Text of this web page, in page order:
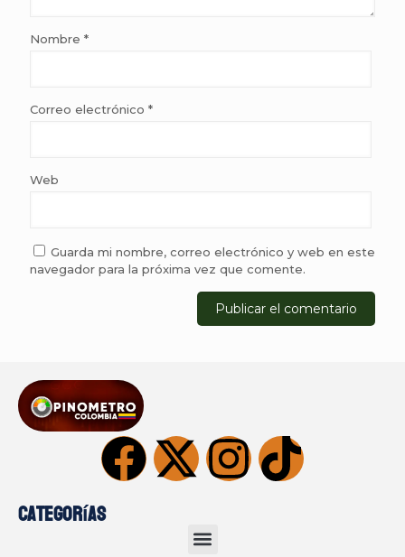
Nombre *
Correo electrónico *
Web
Guarda mi nombre, correo electrónico y web en este
navegador para la próxima vez que comente.
Categorías